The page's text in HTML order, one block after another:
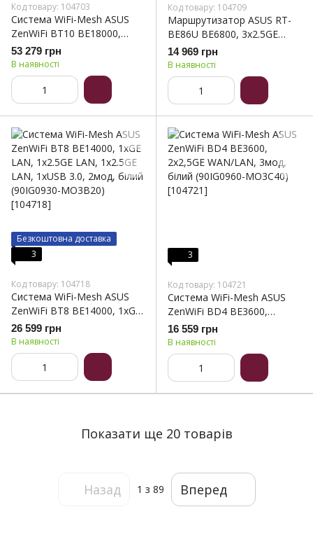
Код товару: 104703
Система WiFi-Mesh ASUS
ZenWiFi BT10 BE18000,
1x10GE LAN, 1xGE
WAN/LAN, 1x10GE LAN,
1xUSB 3.0, 3мод, білий
(90IG08Y0-MO3C20)
53 279 грн
В наявності
Код товару: 104709
Маршрутизатор ASUS RT-
BE86U BE6800, 3x2.5GE
LAN, 1x2.5GE LAN/WAN,
1x10GE LAN/WAN,
1xUSB3.2, 1xUSB2.0, MESH
(90IG08W0-MO9A0V)
14 969 грн
В наявності
Безкоштовна доставка
3
Код товару: 104718
Система WiFi-Mesh ASUS
ZenWiFi BT8 BE14000, 1xGE
LAN, 1x2.5GE LAN, 1x2.5GE
LAN, 1xUSB 3.0, 2мод, білий
(90IG0930-MO3B20)
26 599 грн
В наявності
3
Код товару: 104721
Система WiFi-Mesh ASUS
ZenWiFi BD4 BE3600,
2x2,5GE WAN/LAN, 3мод,
білий (90IG0960-MO3C40)
16 559 грн
В наявності
Показати ще 20 товарів
Назад 1 з 89 Вперед